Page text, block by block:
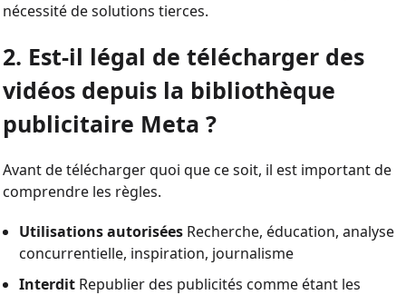
nécessité de solutions tierces.
2. Est-il légal de télécharger des
vidéos depuis la bibliothèque
publicitaire Meta ?
Avant de télécharger quoi que ce soit, il est important de
comprendre les règles.
Utilisations autorisées Recherche, éducation, analyse
concurrentielle, inspiration, journalisme
Interdit Republier des publicités comme étant les